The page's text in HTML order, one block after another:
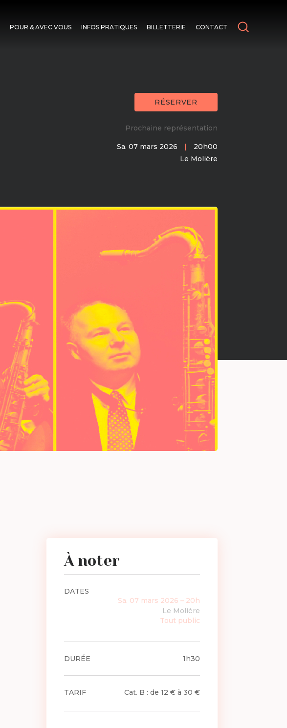
POUR & AVEC VOUS INFOS PRATIQUES BILLETTERIE CONTACT
RÉSERVER
Prochaine représentation
Sa. 07 mars 2026 |
20h00
Le Molière
À noter
DATES
Sa. 07 mars 2026 – 20h
Le Molière
Tout public
DURÉE 1h30
TARIF Cat. B : de 12 € à 30 €